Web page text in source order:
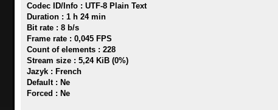
Codec ID/Info : UTF-8 Plain Text
Duration : 1 h 24 min
Bit rate : 8 b/s
Frame rate : 0,045 FPS
Count of elements : 228
Stream size : 5,24 KiB (0%)
Jazyk : French
Default : Ne
Forced : Ne